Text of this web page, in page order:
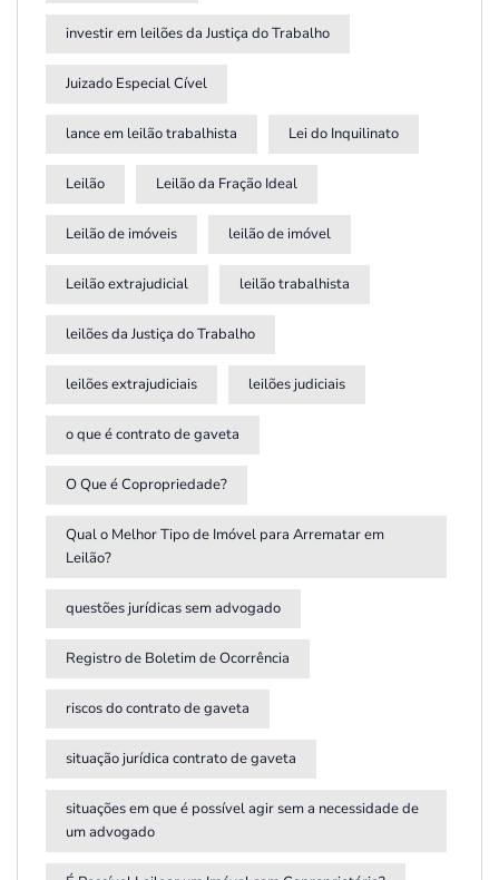
investir em leilões da Justiça do Trabalho
Juizado Especial Cível
lance em leilão trabalhista Lei do Inquilinato
Leilão Leilão da Fração Ideal
Leilão de imóveis leilão de imóvel
Leilão extrajudicial leilão trabalhista
leilões da Justiça do Trabalho
leilões extrajudiciais leilões judiciais
o que é contrato de gaveta
O Que é Copropriedade?
Qual o Melhor Tipo de Imóvel para Arrematar em
Leilão?
questões jurídicas sem advogado
Registro de Boletim de Ocorrência
riscos do contrato de gaveta
situação jurídica contrato de gaveta
situações em que é possível agir sem a necessidade de
um advogado